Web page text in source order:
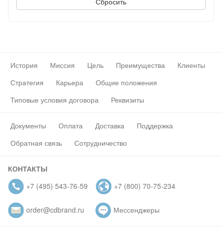
История Миссия Цель Преимущества
Клиенты
Стратегия
Карьера
Общие положения
Типовые условия договора
Реквизиты
Документы Оплата Доставка
Поддержка
Обратная связь
Сотрудничество
КОНТАКТЫ
+7 (495) 543-76-59
+7 (800) 70-75-234
order@cdbrand.ru Мессенджеры